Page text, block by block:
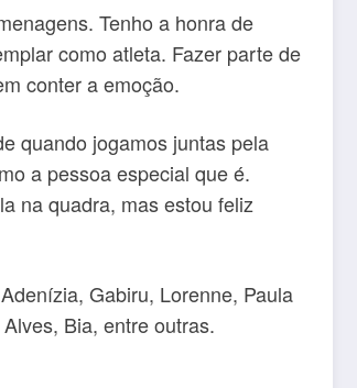
Tenho a honra de
como atleta. Fazer parte de
conter a emoção.
quando jogamos juntas pela
a pessoa especial que é.
na quadra, mas estou feliz
Gabiru, Lorenne, Paula
Bia, entre outras.